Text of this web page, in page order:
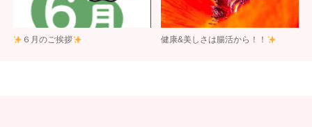
６月のご挨拶 健康&美しさは腸活から！！